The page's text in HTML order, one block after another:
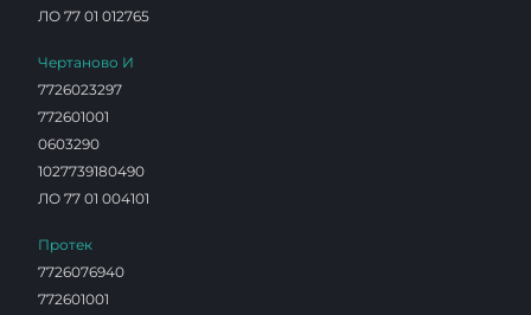
ЛО 77 01 012765
Чертаново И
7726023297
772601001
0603290
1027739180490
ЛО 77 01 004101
Протек
7726076940
772601001